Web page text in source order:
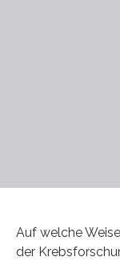
Auf welche
der